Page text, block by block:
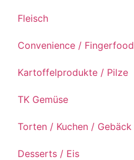
Fleisch
Convenience / Fingerfood
Kartoffelprodukte / Pilze
TK Gemüse
Torten / Kuchen / Gebäck
Desserts / Eis